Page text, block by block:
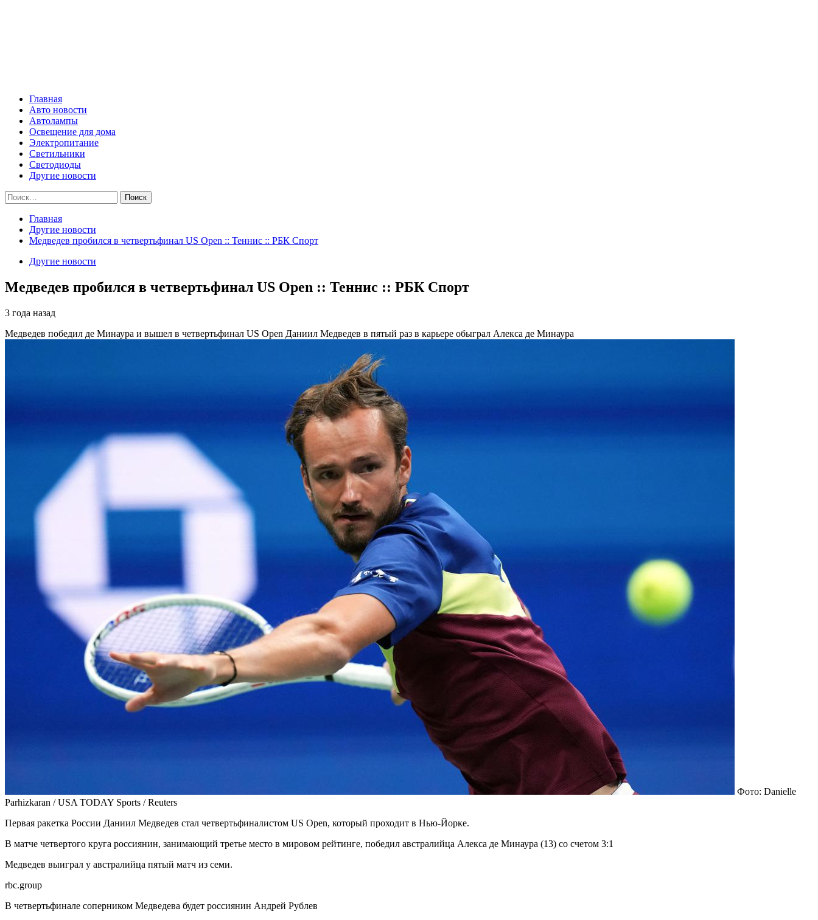
Главная
Авто новости
Автолампы
Освещение для дома
Электропитание
Светильники
Светодиоды
Другие новости
Найти:
Главная
Другие новости
Медведев пробился в четвертьфинал US Open :: Теннис :: РБК Спорт
Другие новости
Медведев пробился в четвертьфинал US Open :: Теннис :: РБК Спорт
3 года назад
Медведев победил де Минаура и вышел в четвертьфинал US Open Даниил Медведев в пятый раз в карьере обыграл Алекса де Минаура
Фото: Danielle
Parhizkaran / USA TODAY Sports / Reuters
Первая ракетка России Даниил Медведев стал четвертьфиналистом US Open, который проходит в Нью-Йорке.
В матче четвертого круга россиянин, занимающий третье место в мировом рейтинге, победил австралийца Алекса де Минаура (13) со счетом 3:1
Медведев выиграл у австралийца пятый матч из семи.
rbc.group
В четвертьфинале соперником Медведева будет россиянин Андрей Рублев